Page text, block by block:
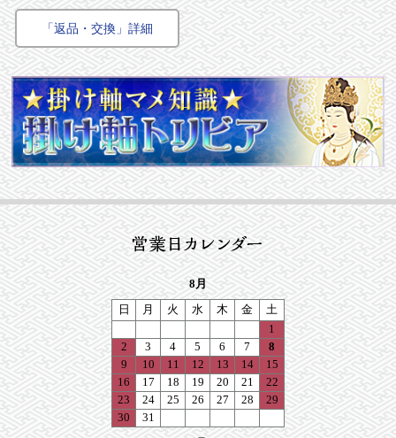
「返品・交換」詳細